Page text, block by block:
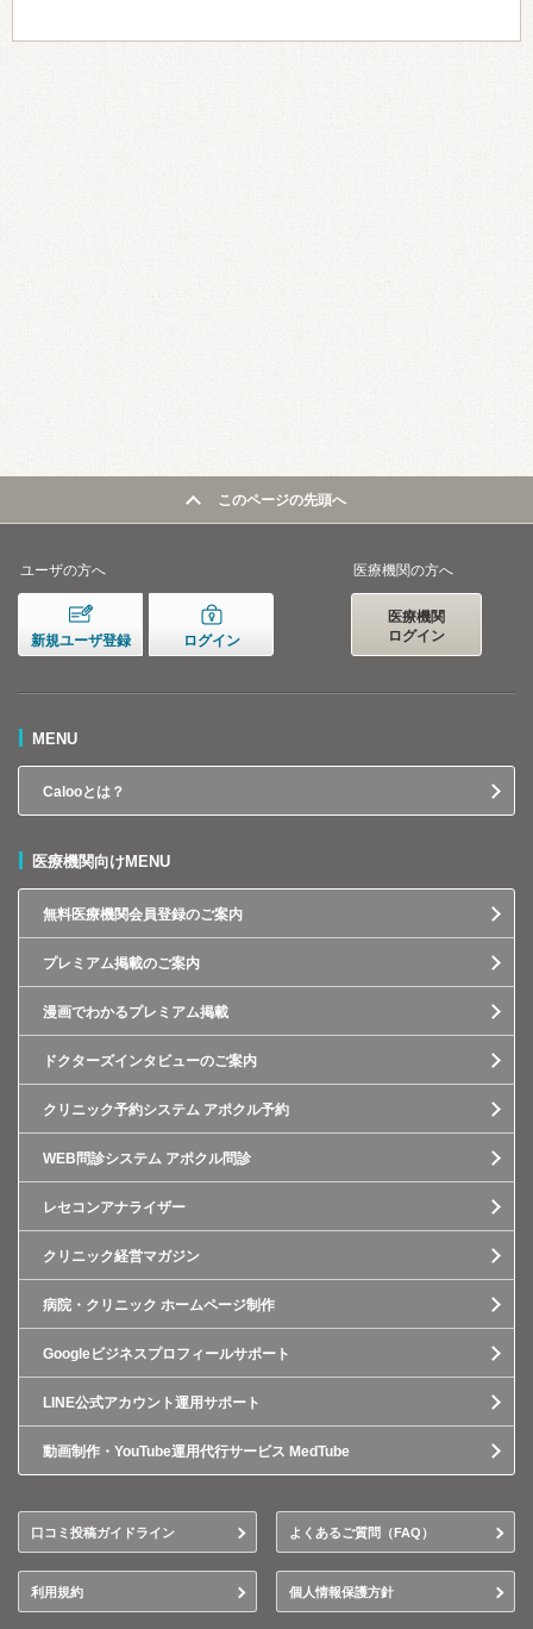
このページの先頭へ
ユーザの方へ
新規ユーザ登録 ログイン
医療機関の方へ
医療機関
ログイン
MENU
Calooとは？
医療機関向けMENU
無料医療機関会員登録のご案内
プレミアム掲載のご案内
漫画でわかるプレミアム掲載
ドクターズインタビューのご案内
クリニック予約システム アポクル予約
WEB問診システム アポクル問診
レセコンアナライザー
クリニック経営マガジン
病院・クリニック ホームページ制作
Googleビジネスプロフィールサポート
LINE公式アカウント運用サポート
動画制作・YouTube運用代行サービス MedTube
口コミ投稿ガイドライン よくあるご質問（FAQ）
利用規約 個人情報保護方針